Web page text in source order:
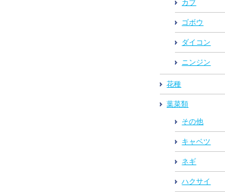
カブ
ゴボウ
ダイコン
ニンジン
花種
葉菜類
その他
キャベツ
ネギ
ハクサイ